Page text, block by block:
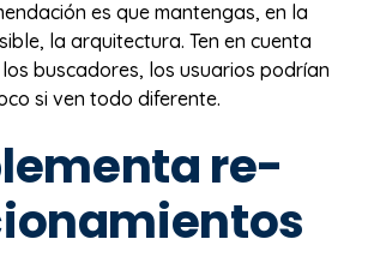
es que mantengas, en la
la arquitectura. Ten en cuenta
buscadores, los usuarios podrían
si ven todo diferente.
re-